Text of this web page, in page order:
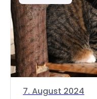
7. August 2024